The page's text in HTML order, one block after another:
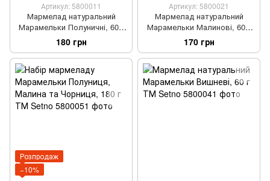
Артикул: 5800011
Мармелад натуральний
Марамельки Полуничні, 60 г
ТМ Setno
180 грн
Артикул: 5800021
Мармелад натуральний
Марамельки Малинові, 60 г
ТМ Setno
170 грн
Розпродаж
−10%